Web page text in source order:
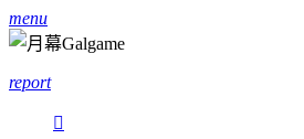
menu
report
